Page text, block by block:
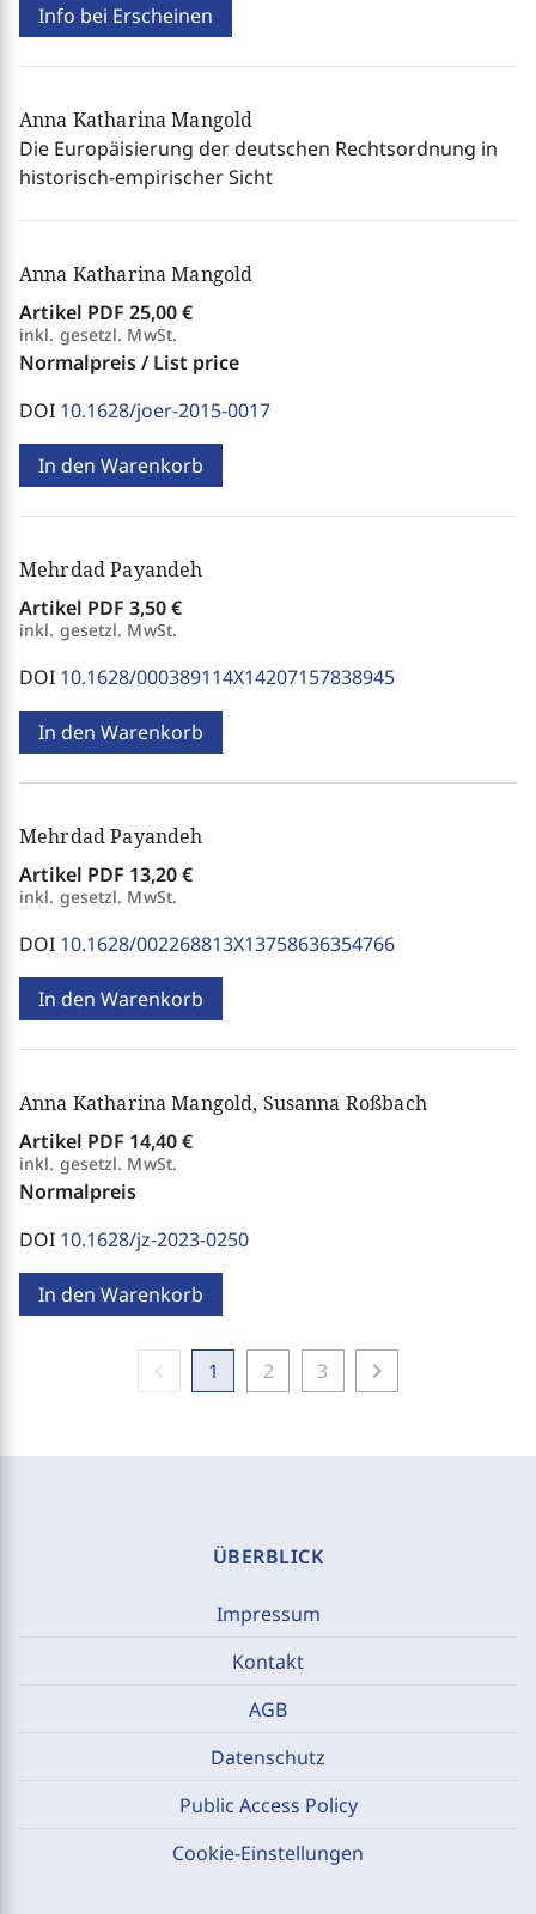
Info bei Erscheinen
Anna Katharina Mangold
Die Europäisierung der deutschen Rechtsordnung in
historisch-empirischer Sicht
Anna Katharina Mangold
Artikel PDF 25,00 €
inkl. gesetzl. MwSt.
Normalpreis / List price
DOI 10.1628/joer-2015-0017
In den Warenkorb
Mehrdad Payandeh
Artikel PDF 3,50 €
inkl. gesetzl. MwSt.
DOI 10.1628/000389114X14207157838945
In den Warenkorb
Mehrdad Payandeh
Artikel PDF 13,20 €
inkl. gesetzl. MwSt.
DOI 10.1628/002268813X13758636354766
In den Warenkorb
Anna Katharina Mangold, Susanna Roßbach
Artikel PDF 14,40 €
inkl. gesetzl. MwSt.
Normalpreis
DOI 10.1628/jz-2023-0250
In den Warenkorb
1 2 3 chevron_right
ÜBERBLICK
Impressum
Kontakt
AGB
Datenschutz
Public Access Policy
Cookie-Einstellungen